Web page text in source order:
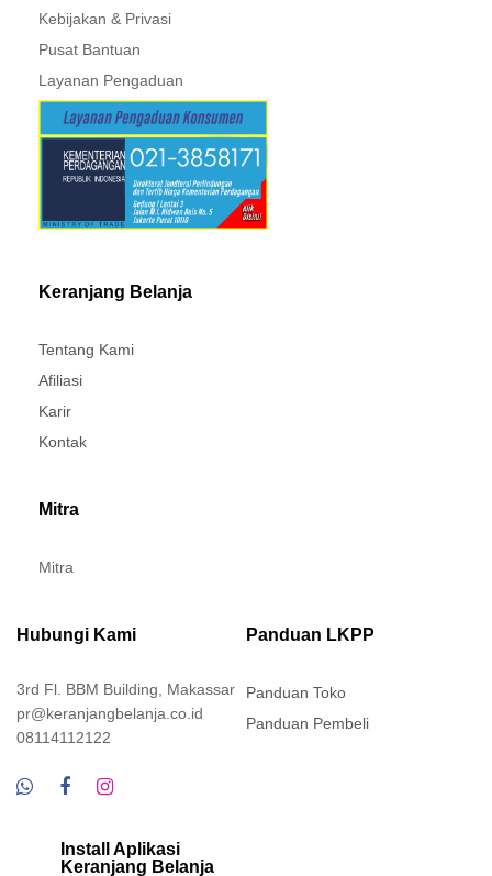
Kebijakan & Privasi
Pusat Bantuan
Layanan Pengaduan
Keranjang Belanja
Tentang Kami
Afiliasi
Karir
Kontak
Mitra
Mitra
Hubungi Kami
3rd Fl. BBM Building, Makassar
pr@keranjangbelanja.co.id
08114112122
Panduan LKPP
Panduan Toko
Panduan Pembeli
Install Aplikasi
Keranjang Belanja